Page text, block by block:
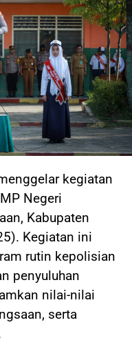
kegiatan
Negeri
Kabupaten
Kegiatan ini
rutin kepolisian
penyuluhan
nilai-nilai
serta